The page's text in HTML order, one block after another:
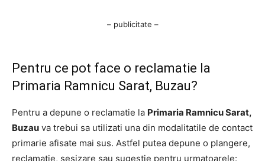
– publicitate –
Pentru ce pot face o reclamatie la
Primaria Ramnicu Sarat, Buzau?
Pentru a depune o reclamatie la Primaria Ramnicu Sarat,
Buzau va trebui sa utilizati una din modalitatile de contact
primarie afisate mai sus. Astfel putea depune o plangere,
reclamatie, sesizare sau sugestie pentru urmatoarele: